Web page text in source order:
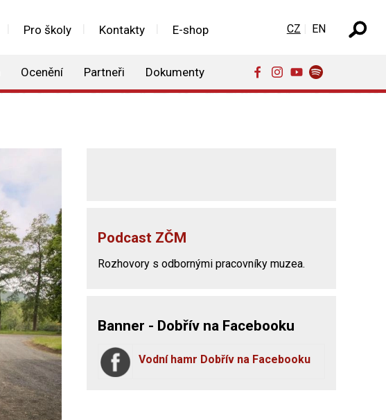
Pro školy Kontakty E-shop
Ocenění Partneři Dokumenty
Zvolte jazyk
CZ EN
Podcast ZČM
Rozhovory s odbornými pracovníky muzea.
Banner - Dobřív na Facebooku
Vodní hamr Dobřív na Facebooku